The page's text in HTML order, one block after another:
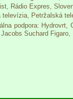
Rádio Expres,
televízia, Petržalská
podpora: Hydrovrt,
Suchard